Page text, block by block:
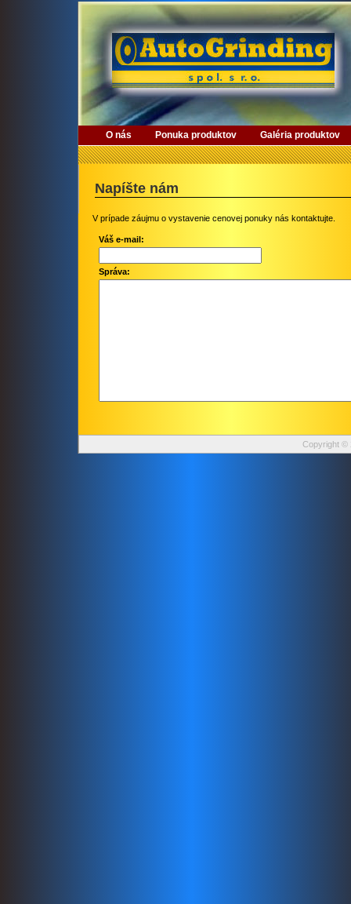
O nás Ponuka produktov Galéria produktov
Napíšte nám
V prípade záujmu o vystavenie cenovej ponuky nás kontaktujte.
Váš e-mail:
Správa:
Copyright ©